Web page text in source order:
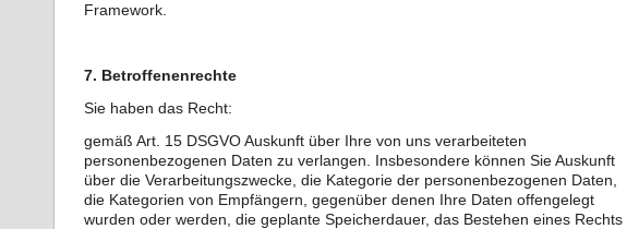
Framework.
7. Betroffenenrechte
Sie haben das Recht:
gemäß Art. 15 DSGVO Auskunft über Ihre von uns verarbeiteten
personenbezogenen Daten zu verlangen. Insbesondere können Sie Auskunft
über die Verarbeitungszwecke, die Kategorie der personenbezogenen Daten,
die Kategorien von Empfängern, gegenüber denen Ihre Daten offengelegt
wurden oder werden, die geplante Speicherdauer, das Bestehen eines Rechts